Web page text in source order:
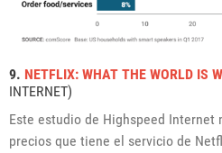
9. NETFLIX: WHAT THE WORLD IS
INTERNET)
Este estudio de Highspeed
precios que tiene el servicio de